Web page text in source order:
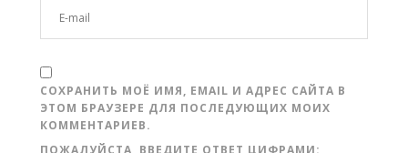
СОХРАНИТЬ МОЁ ИМЯ, EMAIL И АДРЕС САЙТА В
ЭТОМ БРАУЗЕРЕ ДЛЯ ПОСЛЕДУЮЩИХ МОИХ
КОММЕНТАРИЕВ.
ПОЖАЛУЙСТА, ВВЕДИТЕ ОТВЕТ ЦИФРАМИ: